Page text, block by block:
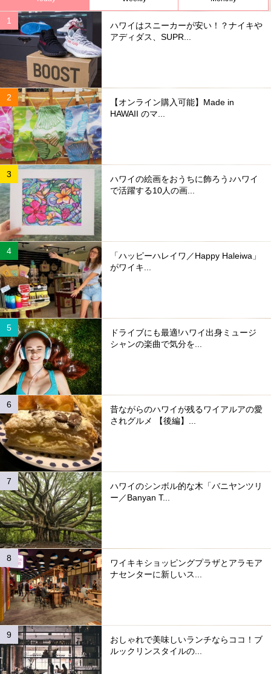
ハワイはスニーカーが安い！？ナイキや
アディダス、SUPR...
【オンライン購入可能】Made in
HAWAII のマ...
ハワイの絵画をおうちに飾ろう♪ハワイ
で活躍する10人の画...
「ハッピーハレイワ／Happy Haleiwa」
がワイキ...
ドライブにも最適!ハワイ出身ミュージ
シャンの楽曲で気分を...
昔ながらのハワイが残るワイアルアの愛
されグルメ 【後編】...
ハワイのシンボル的な木「バニヤンツリ
ー／Banyan T...
ワイキキショッピングプラザとアラモア
ナセンターに新しいス...
おしゃれで美味しいランチならココ！ブ
ルックリンスタイルの...